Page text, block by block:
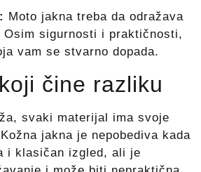
Moto jakna treba da odražava
Osim sigurnosti i praktičnosti,
vam se stvarno dopada.
čine razliku
svaki materijal ima svoje
jakna je nepobediva kada
i klasičan izgled, ali je